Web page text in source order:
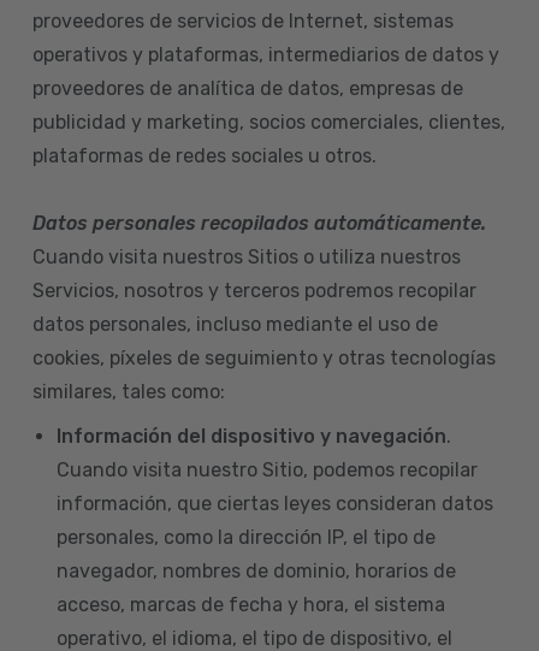
proveedores de servicios de Internet, sistemas
operativos y plataformas, intermediarios de datos y
proveedores de analítica de datos, empresas de
publicidad y marketing, socios comerciales, clientes,
plataformas de redes sociales u otros.
Datos personales recopilados automáticamente.
Cuando visita nuestros Sitios o utiliza nuestros
Servicios, nosotros y terceros podremos recopilar
datos personales, incluso mediante el uso de
cookies, píxeles de seguimiento y otras tecnologías
similares, tales como:
Información del dispositivo y navegación.
Cuando visita nuestro Sitio, podemos recopilar
información, que ciertas leyes consideran datos
personales, como la dirección IP, el tipo de
navegador, nombres de dominio, horarios de
acceso, marcas de fecha y hora, el sistema
operativo, el idioma, el tipo de dispositivo, el